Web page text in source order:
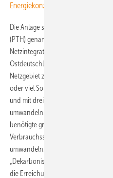
Energiekonzept
Die Anlage soll das im
(PTH) genannte Verfahren für eine
Netzintegration der großen
Ostdeutschlands nutzen. Während
Netzgebiet zunehmenden
oder viel Sonne soll sie nicht
und mit drei als Tauchsieder
umwandeln. Demnach wird die
benötigte grüne Energie zur
Verbrauchssektor für eine Nutzung
umwandeln. Diese sogenannte
„Dekarbonisierung der
die Erreichung der Berliner